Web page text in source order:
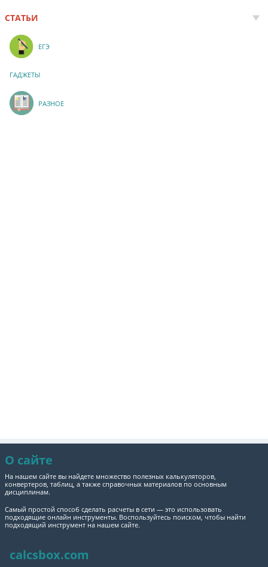
СТАТЬИ
ЕГЭ
ГАДЖЕТЫ
РАЗНОЕ
О сайте
На нашем сайте вы найдете множество полезных калькуляторов,
конвертеров, таблиц, а также справочных материалов по основным
дисциплинам.
Самый простой способ сделать расчеты в сети — это использовать
подходящие онлайн инструменты. Воспользуйтесь поиском, чтобы найти
подходящий инструмент на нашем сайте.
calcsbox.com